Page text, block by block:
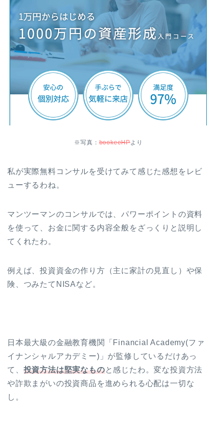
※写真：bookeeHPより
私が実際無料コンサルを受けてみて感じた感想をレビ
ューするわね。
マンツーマンのコンサルでは、パワーポイントの資料
を使って、お金に関する内容全般をざっくりと説明し
てくれたわ。
例えば、投資資金の作り方（主に家計の見直し）や保
険、つみたてNISAなど。
日本最大級の金融教育機関「Financial Academy(ファ
イナンシャルアカデミー)」が監修しているだけあっ
て、 投資方法は堅実なものと感じたわ。変な投資方法
や詐欺まがいの投資商品を進められる心配は一切な
し。